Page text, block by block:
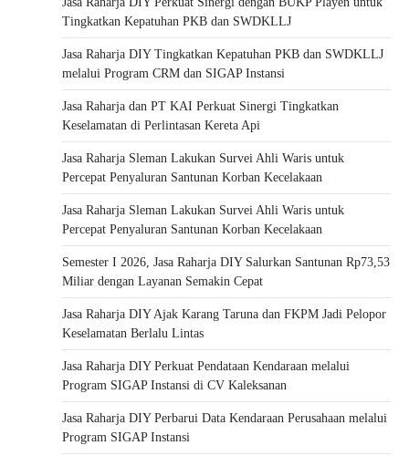
Tingkatkan Kepatuhan PKB dan SWDKLLJ
Jasa Raharja DIY Tingkatkan Kepatuhan PKB dan SWDKLLJ
melalui Program CRM dan SIGAP Instansi
Jasa Raharja dan PT KAI Perkuat Sinergi Tingkatkan
Keselamatan di Perlintasan Kereta Api
Jasa Raharja Sleman Lakukan Survei Ahli Waris untuk
Percepat Penyaluran Santunan Korban Kecelakaan
Jasa Raharja Sleman Lakukan Survei Ahli Waris untuk
Percepat Penyaluran Santunan Korban Kecelakaan
Semester I 2026, Jasa Raharja DIY Salurkan Santunan Rp73,53
Miliar dengan Layanan Semakin Cepat
Jasa Raharja DIY Ajak Karang Taruna dan FKPM Jadi Pelopor
Keselamatan Berlalu Lintas
Jasa Raharja DIY Perkuat Pendataan Kendaraan melalui
Program SIGAP Instansi di CV Kaleksanan
Jasa Raharja DIY Perbarui Data Kendaraan Perusahaan melalui
Program SIGAP Instansi